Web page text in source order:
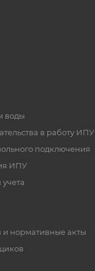
воды
в работу ИПУ
подключения
ИПУ
нормативные акты